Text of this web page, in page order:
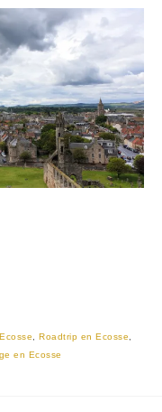
Ecosse ,Roadtrip en Ecosse
en Ecosse